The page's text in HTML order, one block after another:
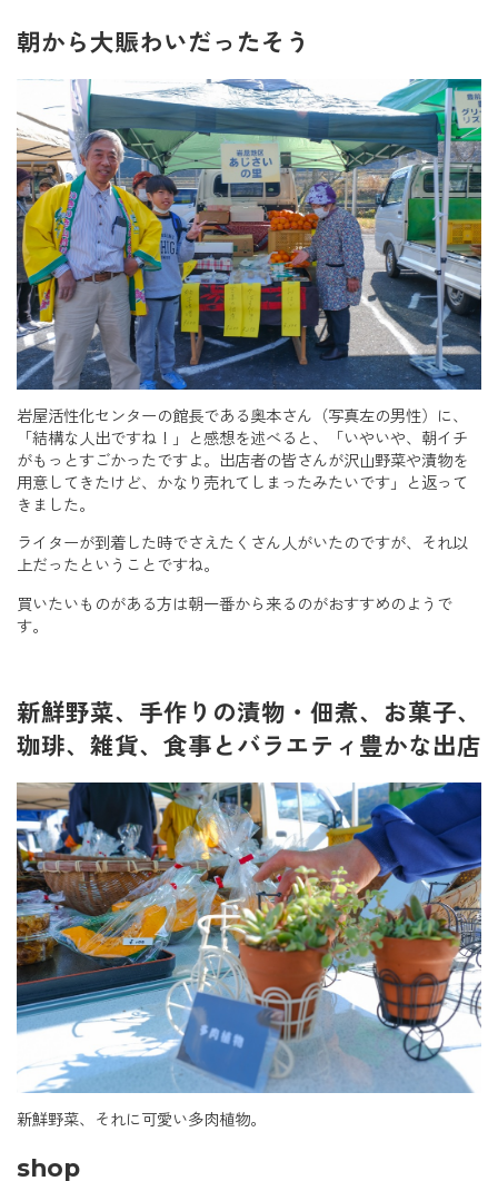
朝から大賑わいだったそう
岩屋活性化センターの館長である奥本さん（写真左の男性）に、
「結構な人出ですね！」と感想を述べると、「いやいや、朝イチ
がもっとすごかったですよ。出店者の皆さんが沢山野菜や漬物を
用意してきたけど、かなり売れてしまったみたいです」と返って
きました。
ライターが到着した時でさえたくさん人がいたのですが、それ以
上だったということですね。
買いたいものがある方は朝一番から来るのがおすすめのようで
す。
新鮮野菜、手作りの漬物・佃煮、お菓子、
珈琲、雑貨、食事とバラエティ豊かな出店
新鮮野菜、それに可愛い多肉植物。
shop